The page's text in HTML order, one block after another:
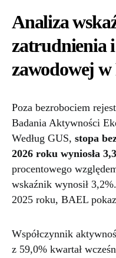
Analiza
zatrudnienia
zawodowej w
Poza bezrobociem
Badania Aktywności
Według GUS, stopa
2026 roku wyniosła
procentowego
wskaźnik wynosił
2025 roku, BAEL
Współczynnik
z 59,0% kwartał